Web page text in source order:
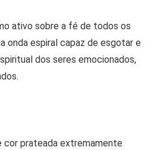
ativo sobre a fé de todos os
onda espiral capaz de esgotar e
dos seres emocionados,
cor prateada extremamente